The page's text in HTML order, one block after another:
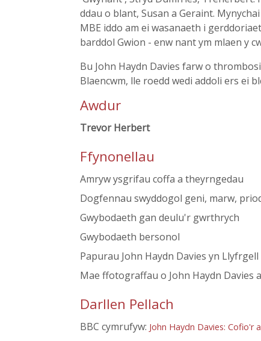
ddau o blant, Susan a Geraint.
MBE iddo am ei wasanaeth i
barddol Gwion - enw nant ym mlaen y
Bu John Haydn Davies farw o
Blaencwm, lle roedd wedi addoli ers ei
Awdur
Trevor Herbert
Ffynonellau
Amryw ysgrifau coffa a theyrngedau
Dogfennau swyddogol geni, marw,
Gwybodaeth gan deulu'r gwrthrych
Gwybodaeth bersonol
Papurau John Haydn Davies yn Llyfrgell
Mae ffotograffau o John Haydn Davies
Darllen Pellach
BBC cymrufyw: John Haydn Davies: Cofio'r